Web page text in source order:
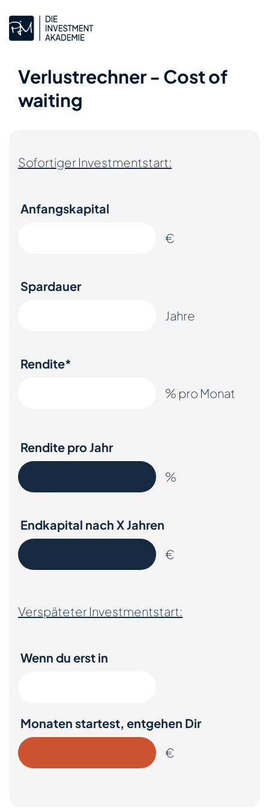
Verlustrechner - Cost of
waiting
Sofortiger Investmentstart:
Anfangskapital
€
Spardauer
Jahre
Rendite*
% pro Monat
Rendite pro Jahr
%
Endkapital nach XJahren
€
Verspäteter Investmentstart:
Wenn du erst in
Monaten startest, entgehen Dir
€